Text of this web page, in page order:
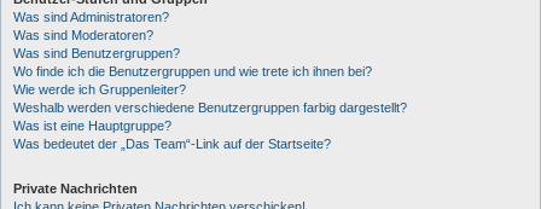
Was sind Administratoren?
Was sind Moderatoren?
Was sind Benutzergruppen?
Wo finde ich die Benutzergruppen und wie trete ich ihnen bei?
Wie werde ich Gruppenleiter?
Weshalb werden verschiedene Benutzergruppen farbig dargestellt?
Was ist eine Hauptgruppe?
Was bedeutet der „Das Team“-Link auf der Startseite?
Private Nachrichten